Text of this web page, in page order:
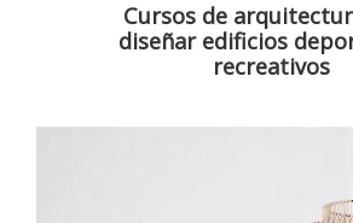
Cursos de
diseñar edificios
recreativos